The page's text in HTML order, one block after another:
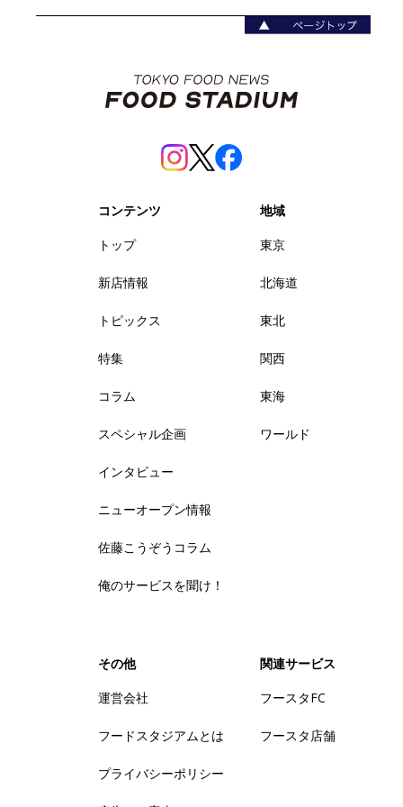
コンテンツ
トップ
新店情報
トピックス
特集
コラム
スペシャル企画
インタビュー
ニューオープン情報
佐藤こうぞうコラム
俺のサービスを聞け！
地域
東京
北海道
東北
関西
東海
ワールド
その他
運営会社
フードスタジアムとは
プライバシーポリシー
関連サービス
フースタFC
フースタ店舗